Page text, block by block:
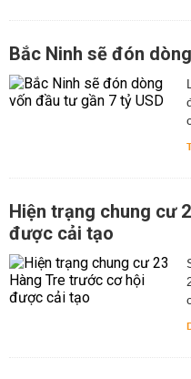
Bắc Ninh sẽ đón
Hiện trạng chung cư
được cải tạo